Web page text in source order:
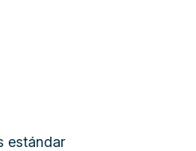
estándar